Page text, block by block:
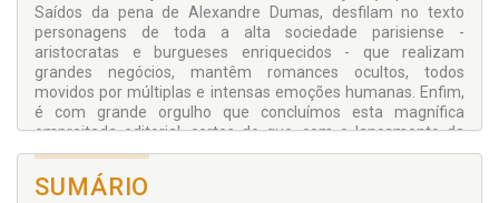
Saídos da pena de Alexandre Dumas, desfilam no texto
personagens de toda a alta sociedade parisiense -
aristocratas e burgueses enriquecidos - que realizam
grandes negócios, mantêm romances ocultos, todos
movidos por múltiplas e intensas emoções humanas. Enfim,
é com grande orgulho que concluímos esta magnífica
empreitada editorial, certos de que, com o lançamento da
presente obra, muito contribuímos para o desenvolvimento
da cultura da nossa e das novas gerações.
SUMÁRIO